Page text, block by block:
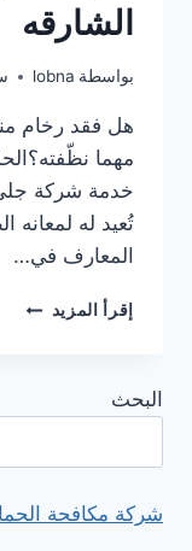
الشارقه
بواسطة lobna
هل فقد رخام
مهما
خدمة شركة جلي
تُعيد له لمعانه
المعارف في…
إقرأ المزيد شركة
البحث
شركة مكافحة